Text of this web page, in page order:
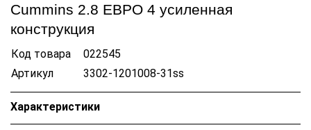
Cummins 2.8 ЕВРО 4 усиленная
конструкция
Код товара
022545
Артикул
3302-1201008-31ss
Характеристики